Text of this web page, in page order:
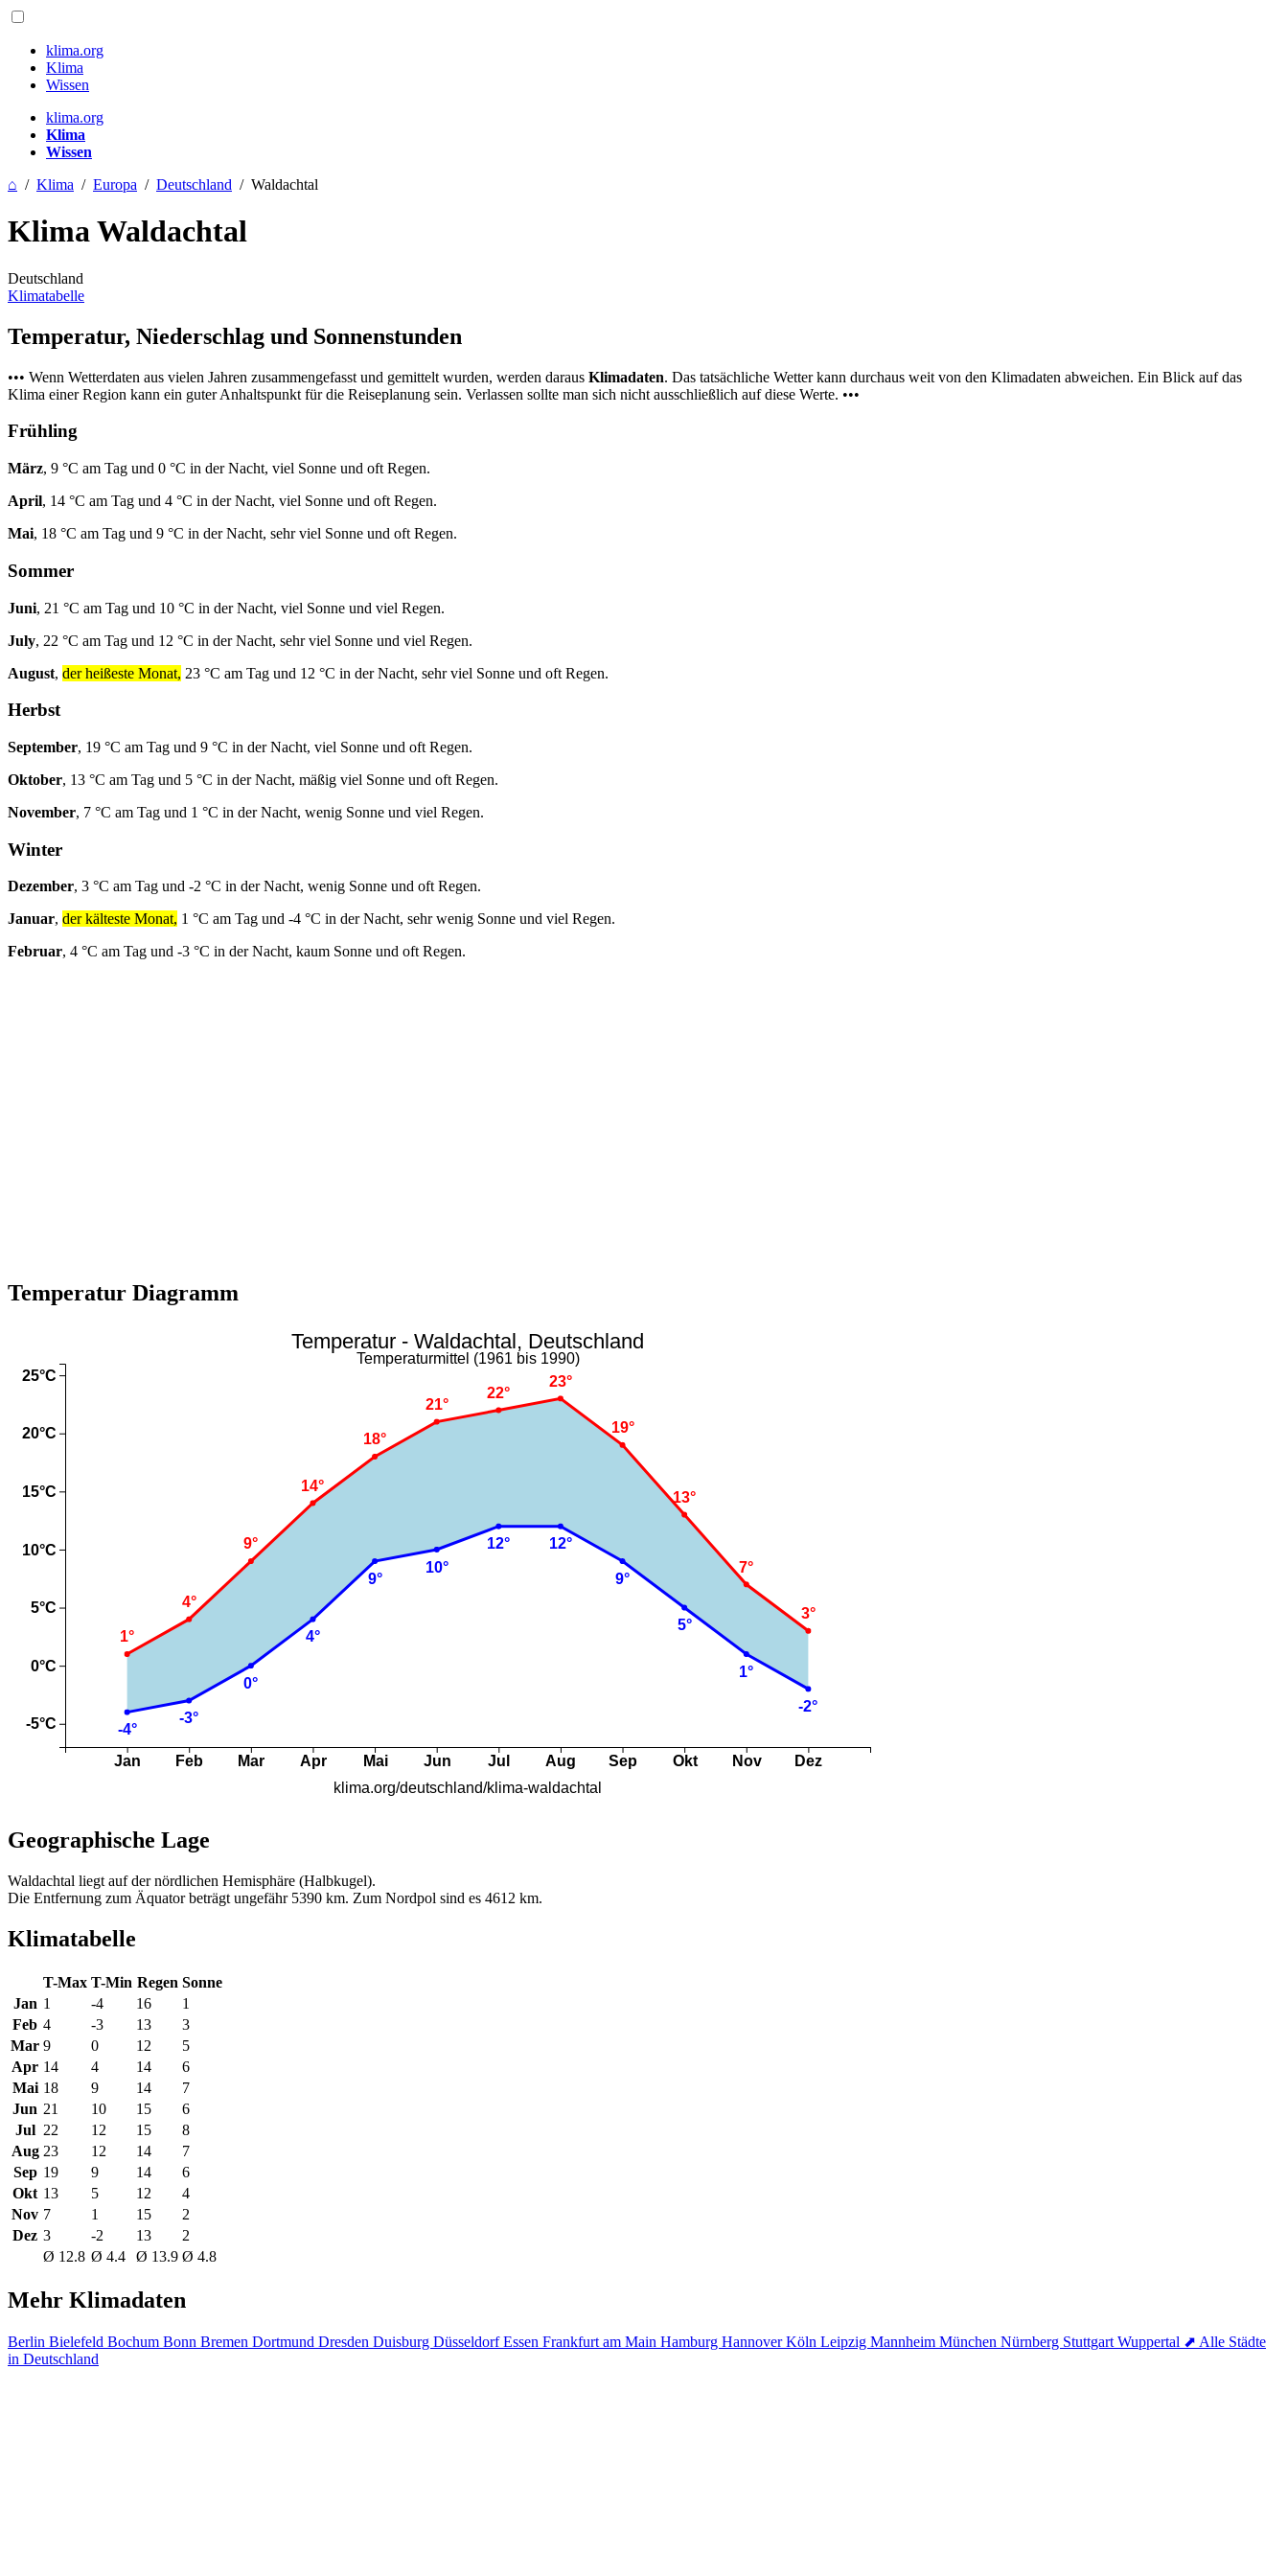
klima.org
Klima
Wissen
klima.org
Klima
Wissen
⌂ / Klima / Europa / Deutschland / Waldachtal
Klima Waldachtal
Deutschland
Klimatabelle
Temperatur, Niederschlag und Sonnenstunden
••• Wenn Wetterdaten aus vielen Jahren zusammengefasst und gemittelt wurden, werden daraus Klimadaten. Das tatsächliche Wetter kann durchaus weit von den Klimadaten abweichen. Ein Blick auf das
Klima einer Region kann ein guter Anhaltspunkt für die Reiseplanung sein. Verlassen sollte man sich nicht ausschließlich auf diese Werte. •••
Frühling
März, 9 °C am Tag und 0 °C in der Nacht, viel Sonne und oft Regen.
April, 14 °C am Tag und 4 °C in der Nacht, viel Sonne und oft Regen.
Mai, 18 °C am Tag und 9 °C in der Nacht, sehr viel Sonne und oft Regen.
Sommer
Juni, 21 °C am Tag und 10 °C in der Nacht, viel Sonne und viel Regen.
July, 22 °C am Tag und 12 °C in der Nacht, sehr viel Sonne und viel Regen.
August, der heißeste Monat, 23 °C am Tag und 12 °C in der Nacht, sehr viel Sonne und oft Regen.
Herbst
September, 19 °C am Tag und 9 °C in der Nacht, viel Sonne und oft Regen.
Oktober, 13 °C am Tag und 5 °C in der Nacht, mäßig viel Sonne und oft Regen.
November, 7 °C am Tag und 1 °C in der Nacht, wenig Sonne und viel Regen.
Winter
Dezember, 3 °C am Tag und -2 °C in der Nacht, wenig Sonne und oft Regen.
Januar, der kälteste Monat, 1 °C am Tag und -4 °C in der Nacht, sehr wenig Sonne und viel Regen.
Februar, 4 °C am Tag und -3 °C in der Nacht, kaum Sonne und oft Regen.
Temperatur Diagramm
Geographische Lage
Waldachtal liegt auf der nördlichen Hemisphäre (Halbkugel).
Die Entfernung zum Äquator beträgt ungefähr 5390 km. Zum Nordpol sind es 4612 km.
Klimatabelle
T-Max T-Min Regen Sonne
Jan 1 -4 16
1
Feb 4 -3 13
3
Mar 9 0 12
5
Apr 14 4 14
6
Mai 18 9 14
7
Jun 21 10 15
6
Jul 22 12 15
8
Aug 23 12 14
7
Sep 19 9 14
6
Okt 13 5 12
4
Nov 7 1 15
2
Dez 3 -2 13
2
Ø 12.8 Ø 4.4 Ø 13.9 Ø 4.8
Mehr Klimadaten
Berlin Bielefeld Bochum Bonn Bremen Dortmund Dresden Duisburg DüsseldorfEssen Frankfurt am Main Hamburg HannoverKöln Leipzig Mannheim München Nürnberg Stuttgart Wuppertal ⬈ Alle Städte
in Deutschland